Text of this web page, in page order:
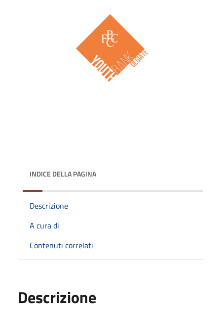
INDICE DELLA PAGINA
Descrizione
A cura di
Contenuti correlati
Descrizione